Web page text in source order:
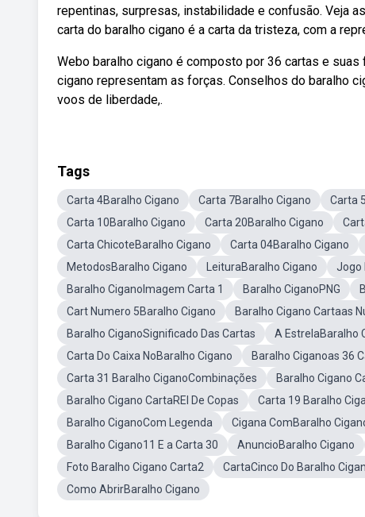
repentinas, surpresas, instabilidade e confusão. Veja
carta do baralho cigano é a carta da tristeza, com a
Webo baralho cigano é composto por 36 cartas e
cigano representam as forças. Conselhos do baralho
voos de liberdade,.
Tags
Carta 4Baralho Cigano Carta 7Baralho Cigano Carta
Carta 10Baralho Cigano
Carta 20Baralho Cigano
Carta ChicoteBaralho Cigano
Carta 04Baralho Cigano
MetodosBaralho Cigano
LeituraBaralho Cigano Jogo
Baralho CiganoImagem Carta 1
Baralho CiganoPNG
Cart Numero 5Baralho Cigano
Baralho Cigano Cartaas
Baralho CiganoSignificado Das Cartas
A EstrelaBaralho
Carta Do Caixa NoBaralho Cigano
Baralho Ciganoas 36
Carta 31 Baralho CiganoCombinações
Baralho Cigano
Baralho Cigano CartaREI De Copas
Carta 19 Baralho
Baralho CiganoCom Legenda
Cigana ComBaralho
Baralho Cigano11 E a Carta 30
AnuncioBaralho Cigano
Foto Baralho Cigano Carta2
CartaCinco Do Baralho
Como AbrirBaralho Cigano